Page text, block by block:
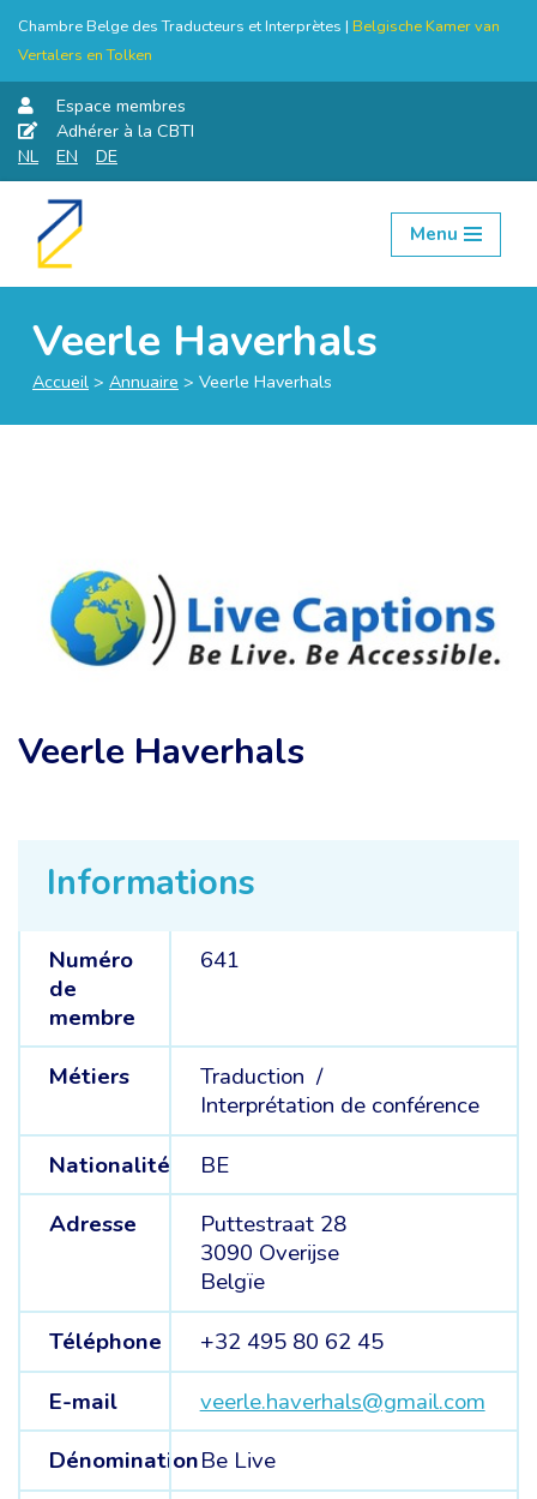
Chambre Belge des Traducteurs et Interprètes | Belgische Kamer van
Vertalers en Tolken
Espace membres
Adhérer à la CBTI
NL
EN DE
Aller
Menu
Veerle Haverhals
Accueil > Annuaire > Veerle Haverhals
Informations
Numéro
de
membre
641
Métiers
Traduction /
Interprétation de conférence
Nationalité
BE
Adresse
Puttestraat 28
3090 Overijse
Belgïe
Téléphone
+32 495 80 62 45
E-mail
veerle.haverhals@gmail.com
DénominationBe Live
Veerle Haverhals